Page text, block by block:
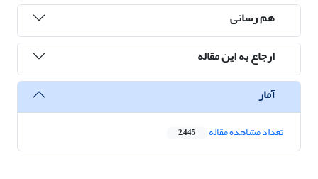
هم رسانی
ارجاع به این مقاله
آمار
تعداد مشاهده مقاله 2,445